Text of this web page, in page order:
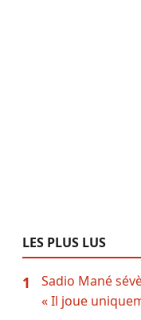
LES PLUS LUS
1
Sadio Mané
« Il joue